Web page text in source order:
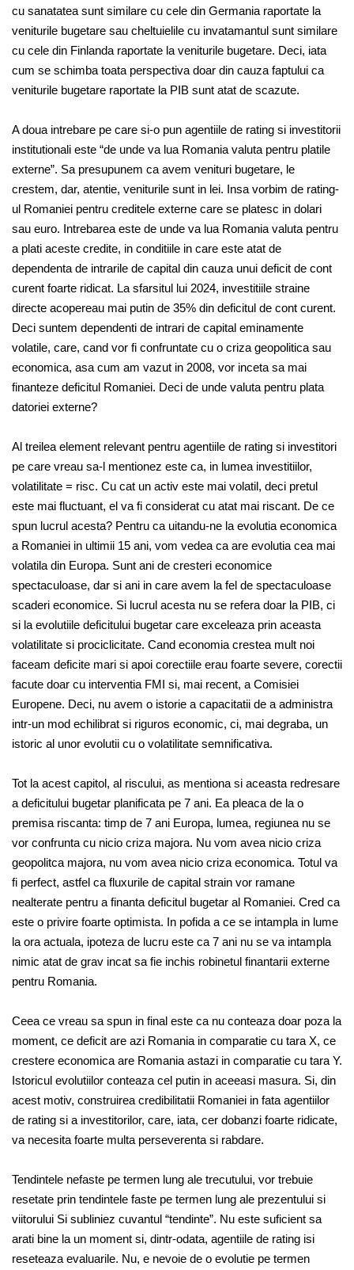
cu sanatatea sunt similare cu cele din Germania raportate la
veniturile bugetare sau cheltuielile cu invatamantul sunt similare
cu cele din Finlanda raportate la veniturile bugetare. Deci, iata
cum se schimba toata perspectiva doar din cauza faptului ca
veniturile bugetare raportate la PIB sunt atat de scazute.
A doua intrebare pe care si-o pun agentiile de rating si investitorii
institutionali este “de unde va lua Romania valuta pentru platile
externe”. Sa presupunem ca avem venituri bugetare, le
crestem, dar, atentie, veniturile sunt in lei. Insa vorbim de rating-
ul Romaniei pentru creditele externe care se platesc in dolari
sau euro. Intrebarea este de unde va lua Romania valuta pentru
a plati aceste credite, in conditiile in care este atat de
dependenta de intrarile de capital din cauza unui deficit de cont
curent foarte ridicat. La sfarsitul lui 2024, investitiile straine
directe acopereau mai putin de 35% din deficitul de cont curent.
Deci suntem dependenti de intrari de capital eminamente
volatile, care, cand vor fi confruntate cu o criza geopolitica sau
economica, asa cum am vazut in 2008, vor inceta sa mai
finanteze deficitul Romaniei. Deci de unde valuta pentru plata
datoriei externe?
Al treilea element relevant pentru agentiile de rating si investitori
pe care vreau sa-l mentionez este ca, in lumea investitiilor,
volatilitate = risc. Cu cat un activ este mai volatil, deci pretul
este mai fluctuant, el va fi considerat cu atat mai riscant. De ce
spun lucrul acesta? Pentru ca uitandu-ne la evolutia economica
a Romaniei in ultimii 15 ani, vom vedea ca are evolutia cea mai
volatila din Europa. Sunt ani de cresteri economice
spectaculoase, dar si ani in care avem la fel de spectaculoase
scaderi economice. Si lucrul acesta nu se refera doar la PIB, ci
si la evolutiile deficitului bugetar care exceleaza prin aceasta
volatilitate si prociclicitate. Cand economia crestea mult noi
faceam deficite mari si apoi corectiile erau foarte severe, corectii
facute doar cu interventia FMI si, mai recent, a Comisiei
Europene. Deci, nu avem o istorie a capacitatii de a administra
intr-un mod echilibrat si riguros economic, ci, mai degraba, un
istoric al unor evolutii cu o volatilitate semnificativa.
Tot la acest capitol, al riscului, as mentiona si aceasta redresare
a deficitului bugetar planificata pe 7 ani. Ea pleaca de la o
premisa riscanta: timp de 7 ani Europa, lumea, regiunea nu se
vor confrunta cu nicio criza majora. Nu vom avea nicio criza
geopolitca majora, nu vom avea nicio criza economica. Totul va
fi perfect, astfel ca fluxurile de capital strain vor ramane
nealterate pentru a finanta deficitul bugetar al Romaniei. Cred ca
este o privire foarte optimista. In pofida a ce se intampla in lume
la ora actuala, ipoteza de lucru este ca 7 ani nu se va intampla
nimic atat de grav incat sa fie inchis robinetul finantarii externe
pentru Romania.
Ceea ce vreau sa spun in final este ca nu conteaza doar poza la
moment, ce deficit are azi Romania in comparatie cu tara X, ce
crestere economica are Romania astazi in comparatie cu tara Y.
Istoricul evolutiilor conteaza cel putin in aceeasi masura. Si, din
acest motiv, construirea credibilitatii Romaniei in fata agentiilor
de rating si a investitorilor, care, iata, cer dobanzi foarte ridicate,
va necesita foarte multa perseverenta si rabdare.
Tendintele nefaste pe termen lung ale trecutului, vor trebuie
resetate prin tendintele faste pe termen lung ale prezentului si
viitorului Si subliniez cuvantul “tendinte”. Nu este suficient sa
arati bine la un moment si, dintr-odata, agentiile de rating isi
reseteaza evaluarile. Nu, e nevoie de o evolutie pe termen